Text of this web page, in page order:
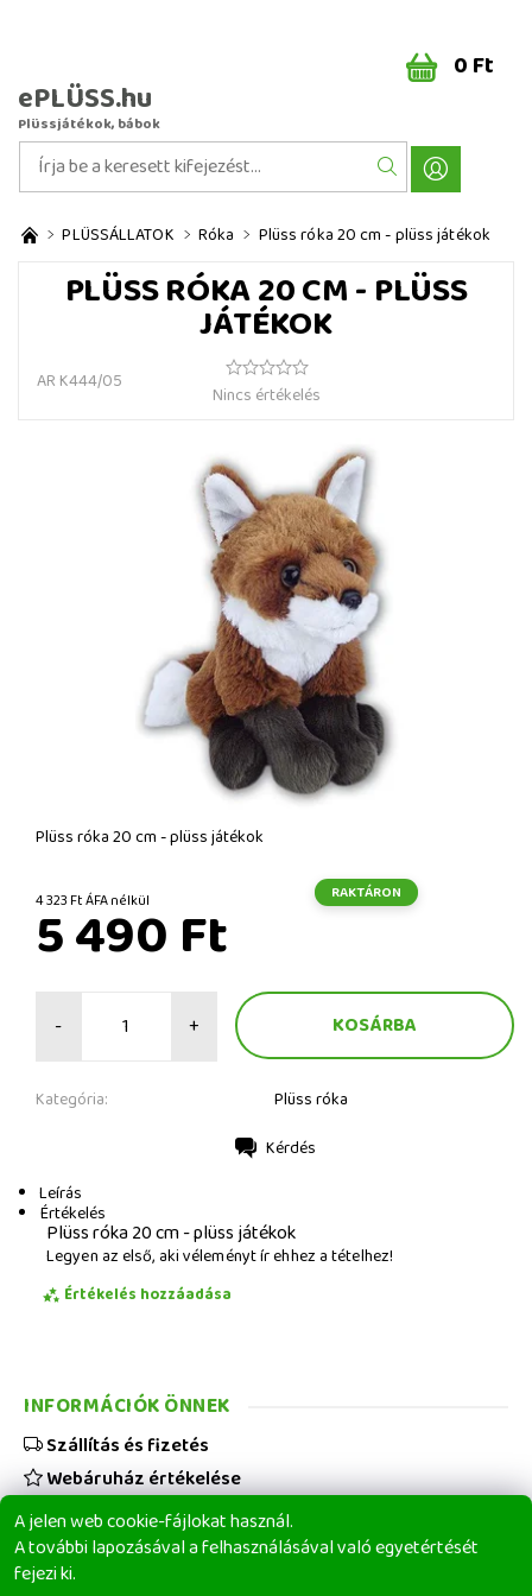
ePLÜSS.hu
Plüssjátékok, bábok
0 Ft
PLÜSSÁLLATOK Róka Plüss róka 20 cm - plüss játékok
PLÜSS RÓKA 20 CM - PLÜSS
JÁTÉKOK
AR K444/05
Nincs értékelés
Plüss róka 20 cm - plüss játékok
4 323 Ft ÁFA nélkül RAKTÁRON
5 490 Ft
- +
Kategória: Plüss róka
Kérdés
Leírás
Értékelés
Plüss róka 20 cm - plüss játékok
Legyen az első, aki véleményt ír ehhez a tételhez!
Értékelés hozzáadása
A jelen web cookie-fájlokat használ.
A további lapozásával a felhasználásával való egyetértését
fejezi ki.
INFORMÁCIÓK ÖNNEK
Szállítás és fizetés
Webáruház értékelése
Viszonteladóknak
Üzleti feltételek
Elérhetőségeink